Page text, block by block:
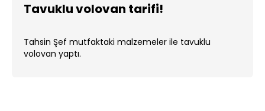
Tavuklu volovan tarifi!
Tahsin Şef mutfaktaki malzemeler ile tavuklu
volovan yaptı.